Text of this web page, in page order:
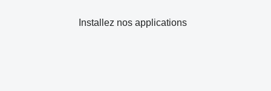
Installez nos applications